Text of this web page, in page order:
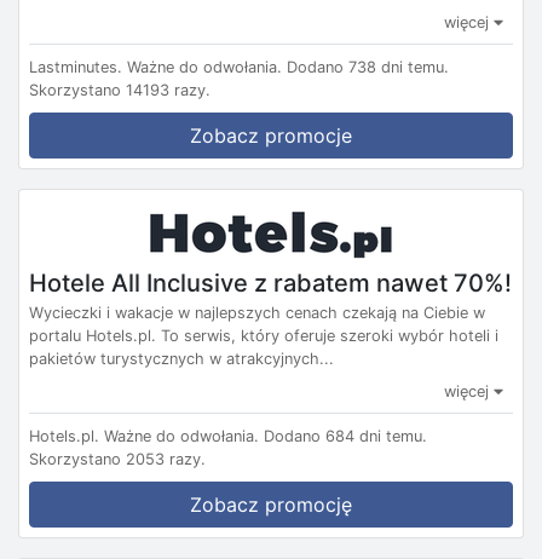
więcej
Lastminutes. Ważne do odwołania. Dodano 738 dni temu.
Skorzystano 14193 razy.
Zobacz promocje
Hotele All Inclusive z rabatem nawet 70%!
Wycieczki i wakacje w najlepszych cenach czekają na Ciebie w
portalu Hotels.pl. To serwis, który oferuje szeroki wybór hoteli i
pakietów turystycznych w atrakcyjnych...
więcej
Hotels.pl. Ważne do odwołania. Dodano 684 dni temu.
Skorzystano 2053 razy.
Zobacz promocję